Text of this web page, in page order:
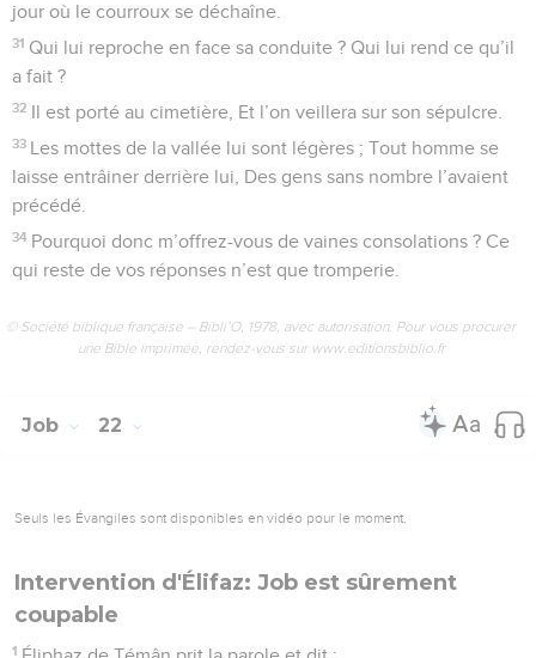
jour où le courroux se déchaîne.
31 Qui lui reproche en face sa conduite ? Qui lui rend ce qu’il
a fait ?
32 Il est porté au cimetière, Et l’on veillera sur son sépulcre.
33 Les mottes de la vallée lui sont légères ; Tout homme se
laisse entrâiner derrière lui, Des gens sans nombre l’avaient
précédé.
34 Pourquoi donc m’offrez-vous de vaines consolations ? Ce
qui reste de vos réponses n’est que tromperie.
© Société biblique française – Bibli’O, 1978, avec autorisation. Pour vous procurer
une Bible imprimée, rendez-vous sur www.editionsbiblio.fr
Job 22
Seuls les Évangiles sont disponibles en vidéo pour le moment.
Intervention d'Élifaz: Job est sûrement
coupable
1